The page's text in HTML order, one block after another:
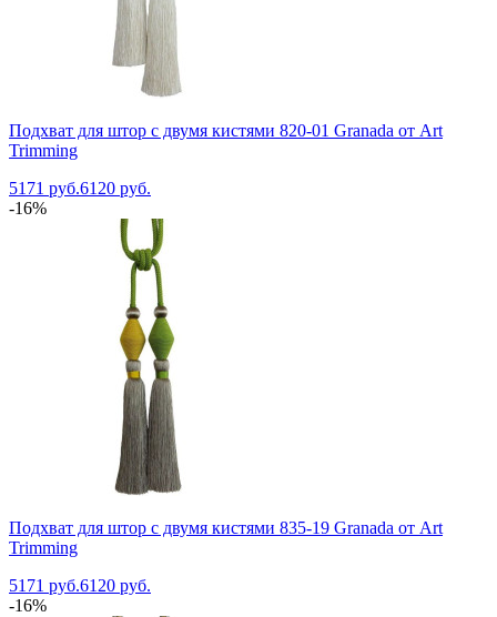
Подхват для штор с двумя кистями 820-01 Granada от Art
Trimming
5171 руб.6120 руб.
-16%
Подхват для штор с двумя кистями 835-19 Granada от Art
Trimming
5171 руб.6120 руб.
-16%